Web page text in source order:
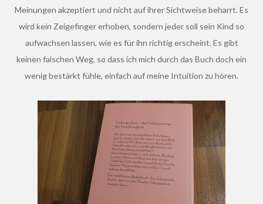
Meinungen akzeptiert und nicht auf ihrer Sichtweise beharrt. Es
wird kein Zeigefinger erhoben, sondern jeder soll sein Kind so
aufwachsen lassen, wie es für ihn richtig erscheint. Es gibt
keinen falschen Weg, so dass ich mich durch das Buch doch ein
wenig bestärkt fühle, einfach auf meine Intuition zu hören.